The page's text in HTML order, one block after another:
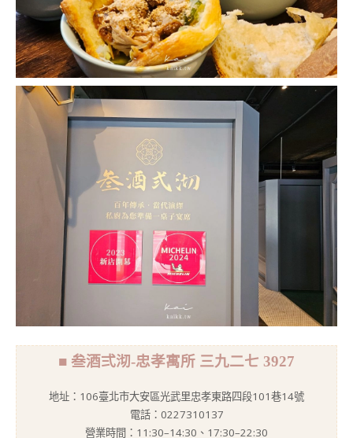
■ 叁酒弍沏-忠孝寓所 三九二七 3927
地址：106臺北市大安區光武里忠孝東路四段101巷14號
電話：0227310137
營業時間：11:30–14:30、17:30–22:30